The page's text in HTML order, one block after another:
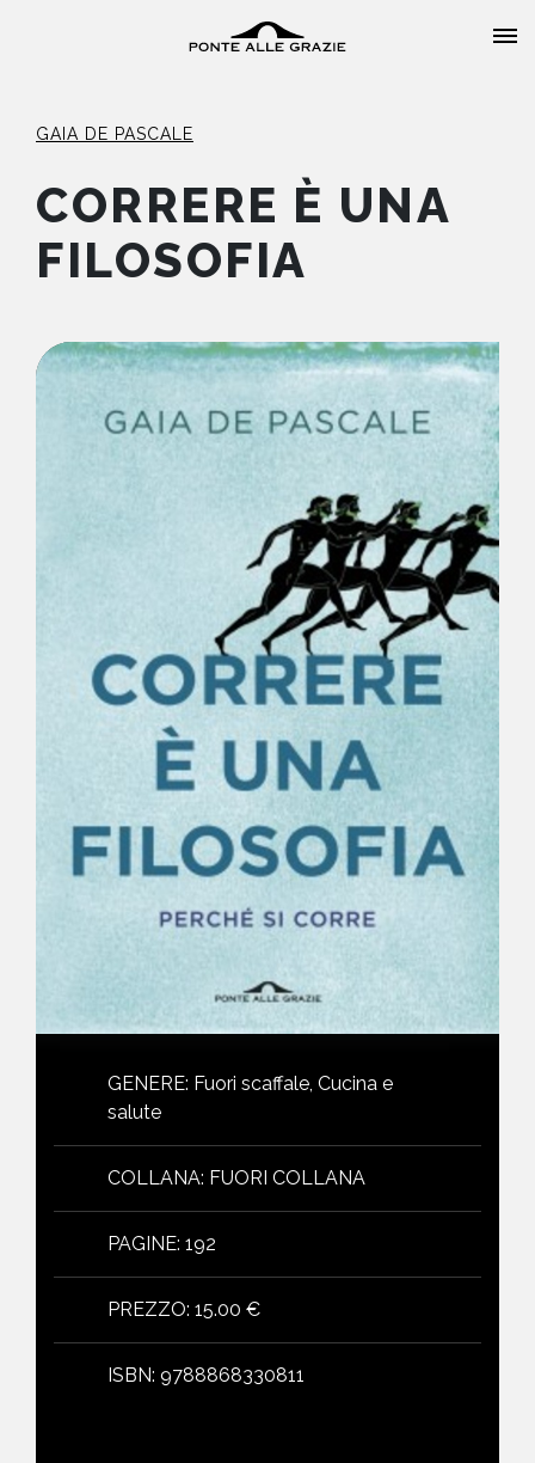
HOME
CATALOGO
AUTORI
EVENTI
NEWS
CONTATTI
GAIA DE PASCALE
CORRERE È UNA
FILOSOFIA
GENERE: Fuori scaffale, Cucina e
salute
COLLANA: FUORI COLLANA
PAGINE: 192
PREZZO: 15.00 €
ISBN: 9788868330811